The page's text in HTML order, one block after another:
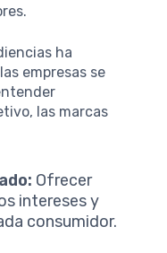
ha
empresas se
las marcas
Ofrecer
intereses y
consumidor.